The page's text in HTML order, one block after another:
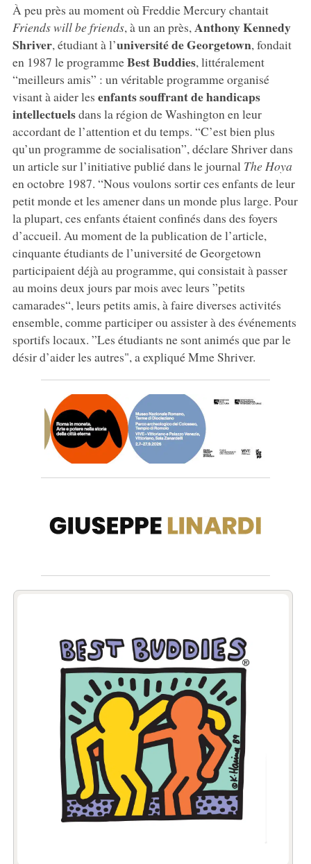
À peu près au moment où Freddie Mercury chantait
Friends will be friends, à un an près, Anthony Kennedy
Shriver, étudiant à l’université de Georgetown, fondait
en 1987 le programmeBest Buddies, littéralement
“meilleurs amis” : un véritable programme organisé
visant à aider les enfants souffrant de handicaps
intellectuelsdans la région de Washington en leur
accordant de l’attention et du temps. “C’est bien plus
qu’un programme de socialisation”, déclare Shriver dans
un article sur l’initiative publié dans le journal The Hoya
en octobre 1987. “Nous voulons sortir ces enfants de leur
petit monde et les amener dans un monde plus large. Pour
la plupart, ces enfants étaient confinés dans des foyers
d’accueil. Au moment de la publication de l’article,
cinquante étudiants de l’université de Georgetown
participaient déjà au programme, qui consistait à passer
au moins deux jours par mois avec leurs ”petits
camarades“, leurs petits amis, à faire diverses activités
ensemble, comme participer ou assister à des événements
sportifs locaux. ”Les étudiants ne sont animés que par le
désir d’aider les autres", a expliqué Mme Shriver.